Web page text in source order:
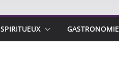
SPIRITUEUX GASTRONOMIE